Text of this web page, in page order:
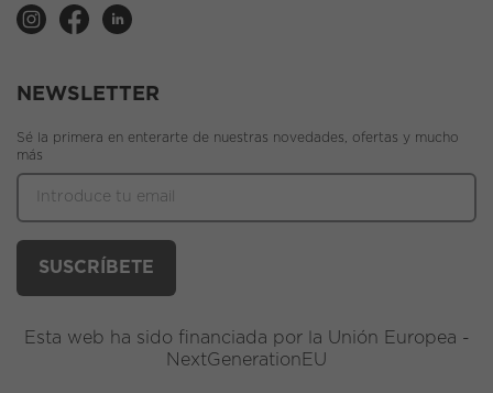
NEWSLETTER
Sé la primera en enterarte de nuestras novedades, ofertas y mucho
más
Esta web ha sido financiada por la Unión Europea -
NextGenerationEU